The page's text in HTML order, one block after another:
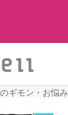
ギモン・お悩み